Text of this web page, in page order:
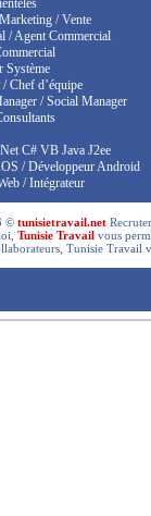
/ Vente
/ Agent Commercial
Système
Chef d’équipe
/ Social Manager
C# VB Java J2ee
/ Développeur Android
/ Intégrateur
©tunisietravail.net
Tunisie Travail vous
Tunisie